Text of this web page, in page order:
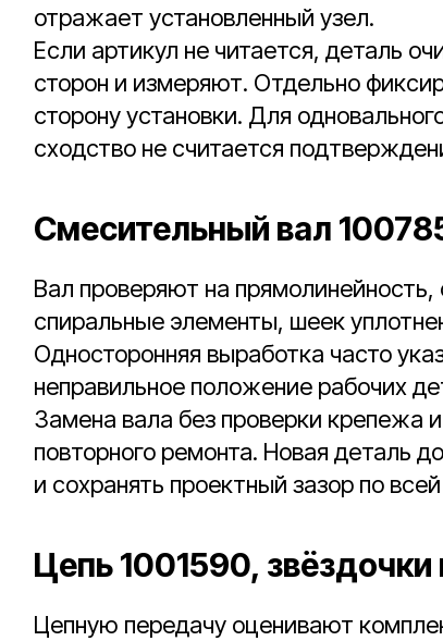
отражает установленный узел.
Если артикул не читается, деталь
сторон и измеряют. Отдельно
сторону установки. Для
сходство не считается
Смесительный вал
Вал проверяют на прямолинейность,
спиральные элементы, шеек
Односторонняя выработка часто
неправильное положение рабочих
Замена вала без проверки крепежа
повторного ремонта. Новая деталь
и сохранять проектный зазор по
Цепь 1001590,
Цепную передачу оценивают